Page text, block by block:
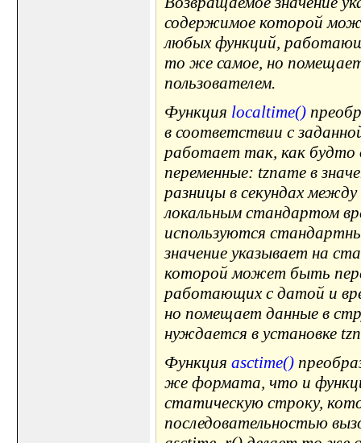
содержимое которой
любых функций,
то же самое, но
пользователем.
Функция localtime()
в соответствии с
работает так, как будто
переменные: tzname в
разницы в секундах
локальным стандартом
используются
значение указывает на
которой может быть
работающих с датой и
но помещает данные в
нуждается в установке
Функция asctime()
же формата, что и
статическую строку,
последовательностью